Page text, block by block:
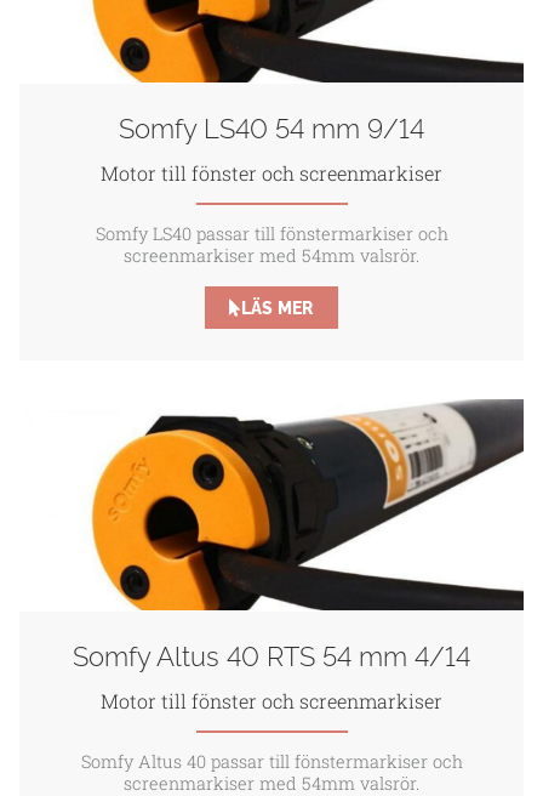
Somfy LS40 54 mm 9/14
Motor till fönster och screenmarkiser
Somfy LS40 passar till fönstermarkiser och
screenmarkiser med 54mm valsrör.
LÄS MER
Somfy Altus 40 RTS 54 mm 4/14
Motor till fönster och screenmarkiser
Somfy Altus 40 passar till fönstermarkiser och
screenmarkiser med 54mm valsrör.